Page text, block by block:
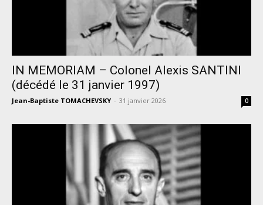
IN MEMORIAM – Colonel Alexis SANTINI
(décédé le 31 janvier 1997)
Jean-Baptiste TOMACHEVSKY - 31 janvier 2026 0